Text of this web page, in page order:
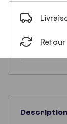
Description